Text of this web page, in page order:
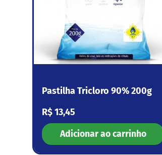
Pastilha Tricloro 90% 200g
Preço normal
R$ 13,45
Adicionar ao carrinho